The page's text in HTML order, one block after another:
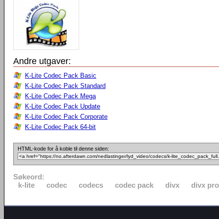
Andre utgaver:
K-Lite Codec Pack Basic
K-Lite Codec Pack Standard
K-Lite Codec Pack Mega
K-Lite Codec Pack Update
K-Lite Codec Pack Corporate
K-Lite Codec Pack 64-bit
HTML-kode for å koble til denne siden:
Søkeord:
k-lite
codec codecs codec pack divx divx pro